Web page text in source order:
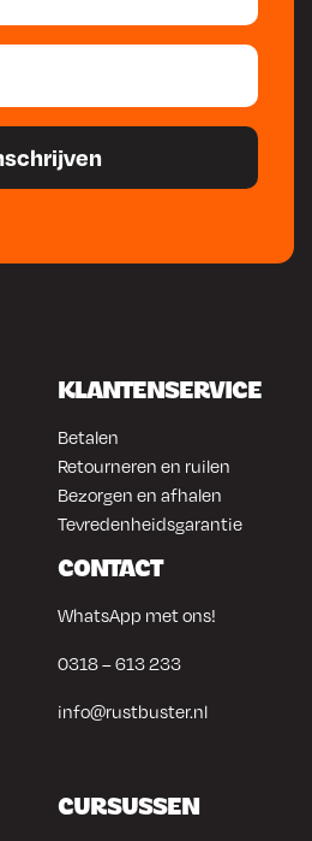
KLANTENSERVICE
Betalen
Retourneren en ruilen
Bezorgen en afhalen
Tevredenheidsgarantie
CONTACT
WhatsApp met ons!
0318 – 613 233
info@rustbuster.nl
CURSUSSEN